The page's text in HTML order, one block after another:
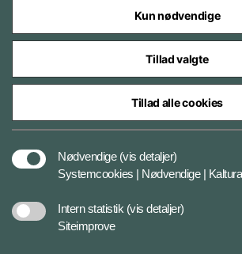
Styrelser og myndigheder under
Kun nødvendige
Tillad valgte
Tillad alle cookies
Nødvendige (vis detaljer)
Systemcookies | Nødvendige | Kaltura
Intern statistik (vis detaljer)
Siteimprove